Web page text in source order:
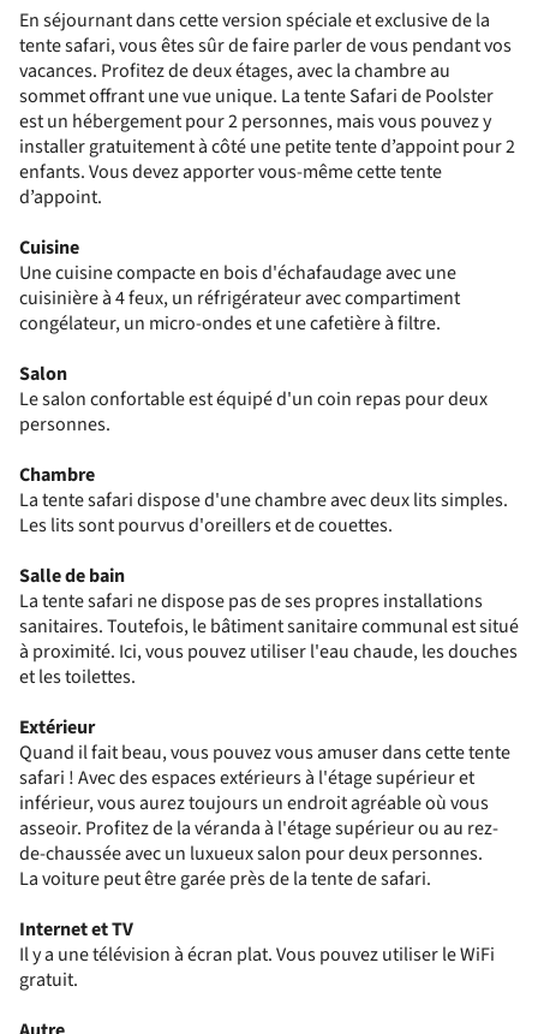
En séjournant dans cette version spéciale et exclusive de la
tente safari, vous êtes sûr de faire parler de vous pendant vos
vacances. Profitez de deux étages, avec la chambre au
sommet offrant une vue unique. La tente Safari de Poolster
est un hébergement pour 2 personnes, mais vous pouvez y
installer gratuitement à côté une petite tente d’appoint pour 2
enfants. Vous devez apporter vous-même cette tente
d’appoint.
Cuisine
Une cuisine compacte en bois d'échafaudage avec une
cuisinière à 4 feux, un réfrigérateur avec compartiment
congélateur, un micro-ondes et une cafetière à filtre.
Salon
Le salon confortable est équipé d'un coin repas pour deux
personnes.
Chambre
La tente safari dispose d'une chambre avec deux lits simples.
Les lits sont pourvus d'oreillers et de couettes.
Salle de bain
La tente safari ne dispose pas de ses propres installations
sanitaires. Toutefois, le bâtiment sanitaire communal est situé
à proximité. Ici, vous pouvez utiliser l'eau chaude, les douches
et les toilettes.
Extérieur
Quand il fait beau, vous pouvez vous amuser dans cette tente
safari ! Avec des espaces extérieurs à l'étage supérieur et
inférieur, vous aurez toujours un endroit agréable où vous
asseoir. Profitez de la véranda à l'étage supérieur ou au rez-
de-chaussée avec un luxueux salon pour deux personnes.
La voiture peut être garée près de la tente de safari.
Internet et TV
Il y a une télévision à écran plat. Vous pouvez utiliser le WiFi
gratuit.